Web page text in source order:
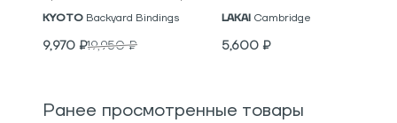
KYOTO Backyard Bindings
9,970 ₽19,950₽
LAKAI Cambridge
5,600 ₽
Ранее просмотренные товары